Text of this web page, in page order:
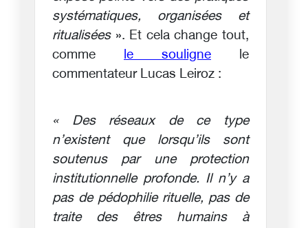
systématiques, organisées et
ritualisées ». Et cela change tout,
comme le souligne le
commentateur Lucas Leiroz :
« Des réseaux de ce type
n’existent que lorsqu’ils sont
soutenus par une protection
institutionnelle profonde. Il n’y a
pas de pédophilie rituelle, pas de
traite des êtres humains à